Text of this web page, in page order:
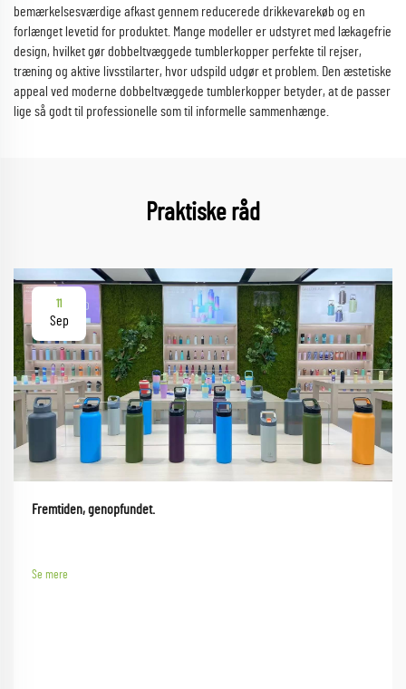
bemærkelsesværdige afkast gennem reducerede drikkevarekøb og en
forlænget levetid for produktet. Mange modeller er udstyret med lækagefrie
design, hvilket gør dobbeltvæggede tumblerkopper perfekte til rejser,
træning og aktive livsstilarter, hvor udspild udgør et problem. Den æstetiske
appeal ved moderne dobbeltvæggede tumblerkopper betyder, at de passer
lige så godt til professionelle som til informelle sammenhænge.
Praktiske råd
11
Sep
Fremtiden, genopfundet.
Se mere